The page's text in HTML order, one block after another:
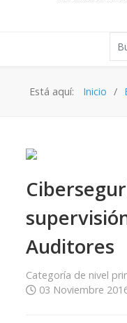
Está aquí: Inicio
Auditores
Categoría de nivel
03 Noviembre